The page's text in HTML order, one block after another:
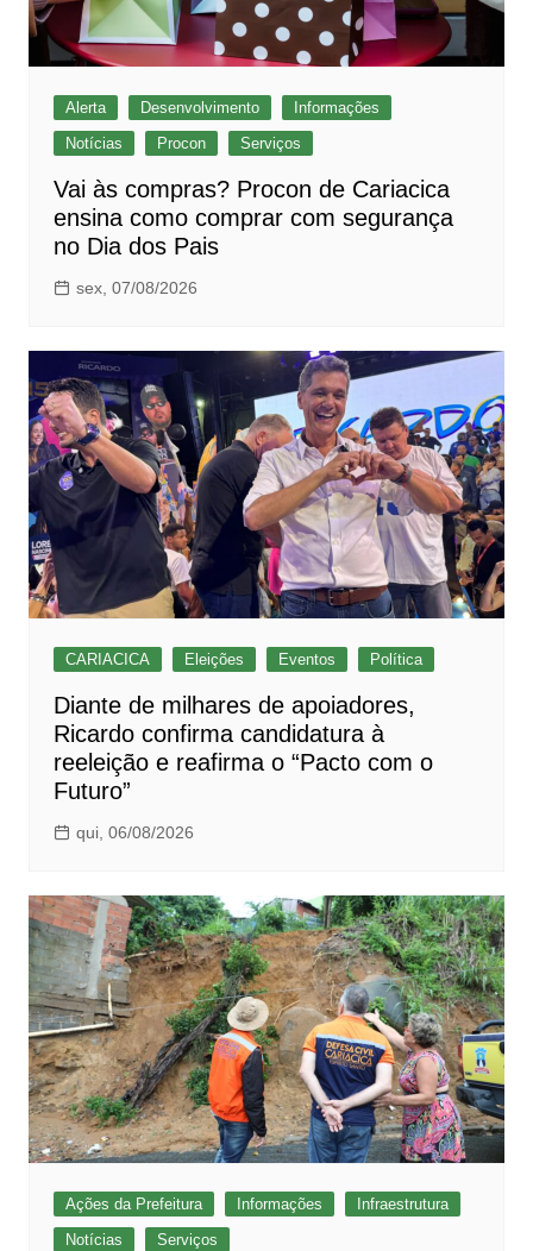
Alerta Desenvolvimento
Informações
Notícias
Procon Serviços
Vai às compras? Procon de Cariacica
ensina como comprar com segurança
no Dia dos Pais
sex, 07/08/2026
CARIACICA Eleições Eventos Política
Diante de milhares de apoiadores,
Ricardo confirma candidatura à
reeleição e reafirma o “Pacto com o
Futuro”
qui, 06/08/2026
Ações da Prefeitura Informações
Infraestrutura
Notícias
Serviços